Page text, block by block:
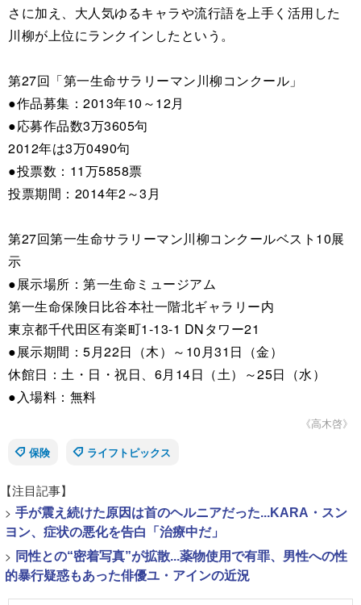
さに加え、大人気ゆるキャラや流行語を上手く活用した
川柳が上位にランクインしたという。
第27回「第一生命サラリーマン川柳コンクール」
●作品募集：2013年10～12月
●応募作品数3万3605句
2012年は3万0490句
●投票数：11万5858票
投票期間：2014年2～3月
第27回第一生命サラリーマン川柳コンクールベスト10展
示
●展示場所：第一生命ミュージアム
第一生命保険日比谷本社一階北ギャラリー内
東京都千代田区有楽町1-13-1 DNタワー21
●展示期間：5月22日（木）～10月31日（金）
休館日：土・日・祝日、6月14日（土）～25日（水）
●入場料：無料
《高木啓》
保険
ライフトピックス
【注目記事】
> 手が震え続けた原因は首のヘルニアだった...KARA・スン
ヨン、症状の悪化を告白「治療中だ」
> 同性との“密着写真”が拡散...薬物使用で有罪、男性への性
的暴行疑惑もあった俳優ユ・アインの近況